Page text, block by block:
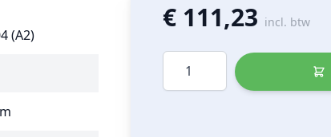
(A2)
€ 111,23 incl. btw
Aantal